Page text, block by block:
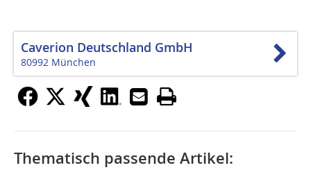
Caverion Deutschland GmbH
80992 München
Thematisch passende Artikel: